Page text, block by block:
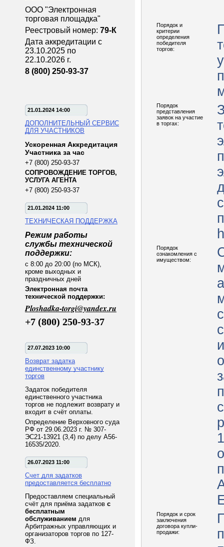
ООО "Электронная
торговая площадка"
Реестровый номер: 79-К
Дата аккредитации с
23.10.2025 по
22.10.2026 г.
8 (800) 250-93-37
21.01.2024 14:00
ДОПОЛНИТЕЛЬНЫЙ СЕРВИС
ДЛЯ УЧАСТНИКОВ
Ускоренная Аккредитация
Участника за час
+7 (800) 250-93-37
СОПРОВОЖДЕНИЕ ТОРГОВ,
УСЛУГА АГЕНТА
+7 (800) 250-93-37
21.01.2024 11:00
ТЕХНИЧЕСКАЯ ПОДДЕРЖКА
Режим работы
службы технической
поддержки:
с 8:00 до 20:00 (по МСК),
кроме выходных и
праздничных дней
Электронная почта
технической поддержки:
Ploshadka-torgi@yandex.ru
+7 (800) 250-93-37
27.07.2023 10:00
Возврат задатка
единственному участнику
торгов
Задаток победителя
единственного участника
торгов не подлежит возврату и
входит в счёт оплаты.
Определение Верховного суда
РФ от 29.06.2023 г. № 307-
ЭС21-13921 (3,4) по делу А56-
16535/2020.
26.07.2023 11:00
Счет для задатков
предоставляется бесплатно
Предоставляем специальный
счёт для приёма задатков с
бесплатным
обслуживанием для
Арбитражных управляющих и
организаторов торгов по 127-
ФЗ.
Порядок и
критерии
определения
победителя
торгов:
Порядок
представления
заявок на участие
в торгах:
Порядок
ознакомления с
имуществом:
Порядок и срок
заключения
договора купли-
продажи: